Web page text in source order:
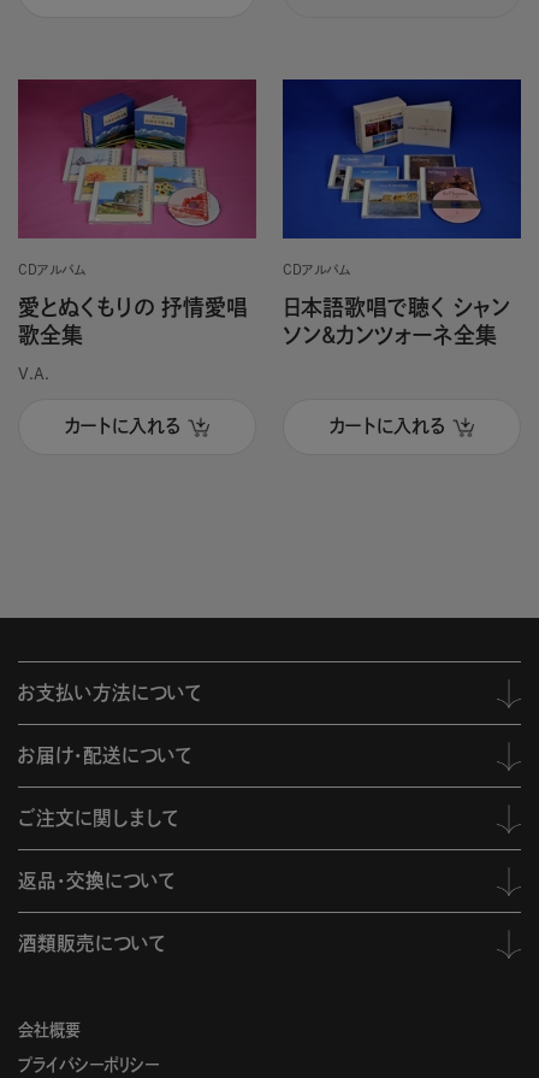
CDアルバム
愛とぬくもりの 抒情愛唱
歌全集
V.A.
カートに入れる
CDアルバム
日本語歌唱で聴く シャン
ソン&カンツォーネ全集
カートに入れる
会社概要
プライバシーポリシー
お支払い方法について
お届け・配送について
ご注文に関しまして
返品・交換について
酒類販売について